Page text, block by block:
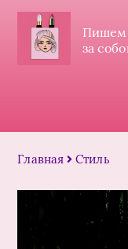
Пишем
за
Главная Стиль